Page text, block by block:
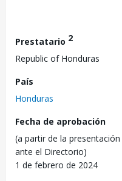
Prestatario 2
Republic of Honduras
País
Honduras
Fecha de aprobación
(a partir de la presentación
ante el Directorio)
1 de febrero de 2024